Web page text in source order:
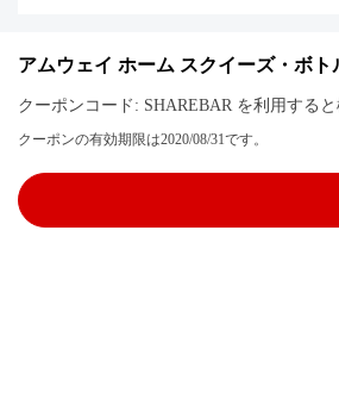
アムウェイ ホーム スクイーズ・ボト
クーポンコード: SHAREBAR を利用する
クーポンの有効期限は2020/08/31です。